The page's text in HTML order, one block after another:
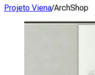
Projeto Viena/ArchShop